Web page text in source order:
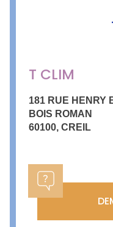
T CLIM
181 RUE HENRY
BOIS ROMAN
60100, CREIL